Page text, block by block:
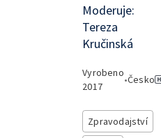
Moderuje:
Tereza
Kručinská
Vyrobeno
2017
•Česko
Zpravodajství